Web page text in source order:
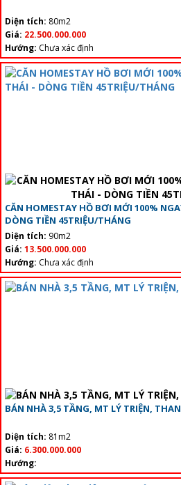
Diện tích: 80m2
Giá: 22.500.000.000
Hướng: Chưa xác định
CĂN HOMESTAY HỒ BƠI MỚI 100%
DÒNG TIỀN 45TRIỆU/THÁNG
Diện tích: 90m2
Giá: 13.500.000.000
Hướng: Chưa xác định
BÁN NHÀ 3,5 TẦNG, MT LÝ TRIỆN,
Diện tích: 81m2
Giá: 6.300.000.000
Hướng: